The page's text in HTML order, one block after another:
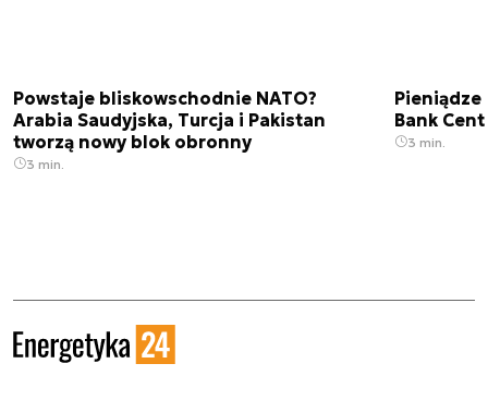
Powstaje bliskowschodnie NATO?
Arabia Saudyjska, Turcja i Pakistan
tworzą nowy blok obronny
3 min.
Pieniądze
Bank
3 min.